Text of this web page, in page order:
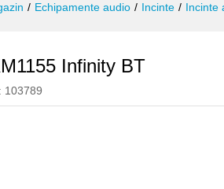
/ Echipamente audio / Incinte / Incinte
Infinity BT
103789